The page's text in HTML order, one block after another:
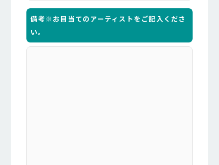
備考※お目当てのアーティストをご記入くださ
い。